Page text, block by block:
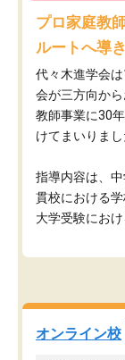
プロ家庭教
ルートへ導き
代々木進学会
会が三方向か
教師事業に30
けてまいりまし
指導内容は、
貫校における
大学受験におけ
オンライン校